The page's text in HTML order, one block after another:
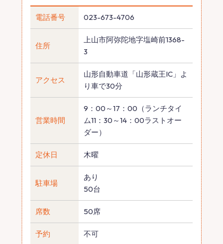
電話番号 023-673-4706
住所
上山市阿弥陀地字塩崎前1368-
3
アクセス
山形自動車道「山形蔵王IC」よ
り車で30分
営業時間
9：00～17：00（ランチタイ
ム11：30～14：00ラストオー
ダー）
定休日 木曜
駐車場
あり
50台
席数 50席
予約 不可